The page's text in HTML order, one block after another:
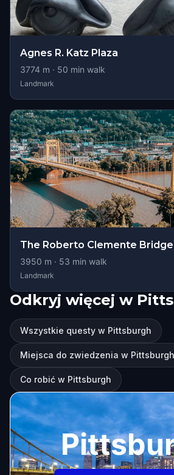
Agnes R. Katz Plaza
3774 m · 50 min walk
Landmark
The Roberto Clemente Bridge
3950 m · 53 min walk
Landmark
Odkryj więcej w
Wszystkie questy w Pittsburgh
Miejsca do zwiedzenia w Pittsburgh
Co robić w Pittsburgh